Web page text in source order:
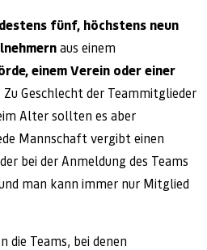
fünf, höchstens neun
aus einem
einem Verein oder einer
Zu Geschlecht der Teammitglieder
Alter sollten es aber
Mannschaft vergibt einen
bei der Anmeldung des Teams
man kann immer nur Mitglied
die Teams, bei denen